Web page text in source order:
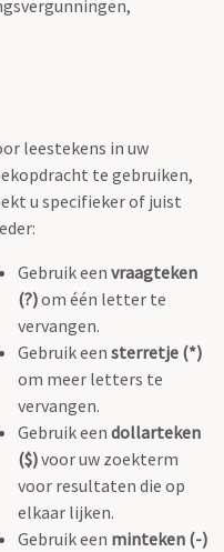
leestekens in uw
te gebruiken,
u specifieker of juist
Gebruik een vraagteken
(?)om één letter te
vervangen.
Gebruik een sterretje (*)
om meer letters te
vervangen.
Gebruik een dollarteken
($)voor uw zoekterm
voor resultaten die op
elkaar lijken.
Gebruik een minteken (-)